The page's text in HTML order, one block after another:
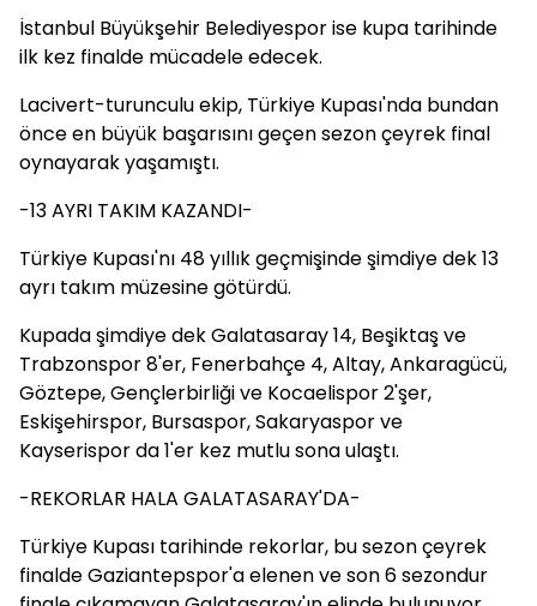
İstanbul Büyükşehir Belediyespor ise kupa tarihinde
ilk kez finalde mücadele edecek.
Lacivert-turunculu ekip, Türkiye Kupası'nda bundan
önce en büyük başarısını geçen sezon çeyrek final
oynayarak yaşamıştı.
-13 AYRI TAKIM KAZANDI-
Türkiye Kupası'nı 48 yıllık geçmişinde şimdiye dek 13
ayrı takım müzesine götürdü.
Kupada şimdiye dek Galatasaray 14, Beşiktaş ve
Trabzonspor 8'er, Fenerbahçe 4, Altay, Ankaragücü,
Göztepe, Gençlerbirliği ve Kocaelispor 2'şer,
Eskişehirspor, Bursaspor, Sakaryaspor ve
Kayserispor da 1'er kez mutlu sona ulaştı.
-REKORLAR HALA GALATASARAY'DA-
Türkiye Kupası tarihinde rekorlar, bu sezon çeyrek
finalde Gaziantepspor'a elenen ve son 6 sezondur